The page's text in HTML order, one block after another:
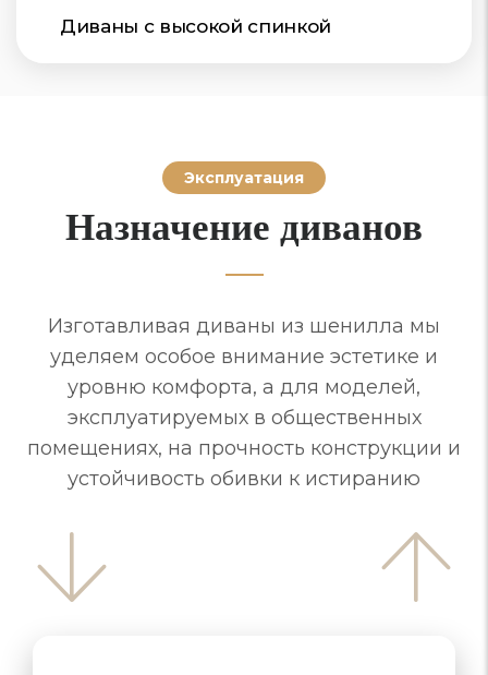
Диваны с высокой спинкой
Эксплуатация
Назначение диванов
Изготавливая диваны из шенилла мы
уделяем особое внимание эстетике и
уровню комфорта, а для моделей,
эксплуатируемых в общественных
помещениях, на прочность конструкции и
устойчивость обивки к истиранию